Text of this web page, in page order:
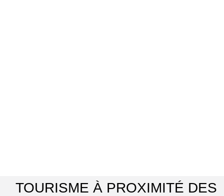
TOURISME À PROXIMITÉ DES